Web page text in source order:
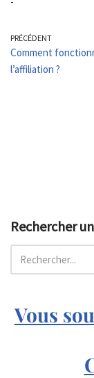
PRÉCÉDENT
Comment
l’affiliation ?
Rechercher
Vous